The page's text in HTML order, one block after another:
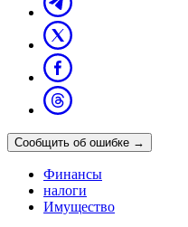
Сообщить об ошибке →
Финансы
налоги
Имущество